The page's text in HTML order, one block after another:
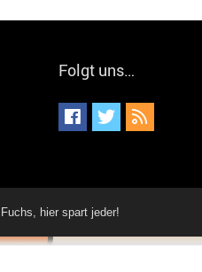
Folgt uns…
hier spart jeder!